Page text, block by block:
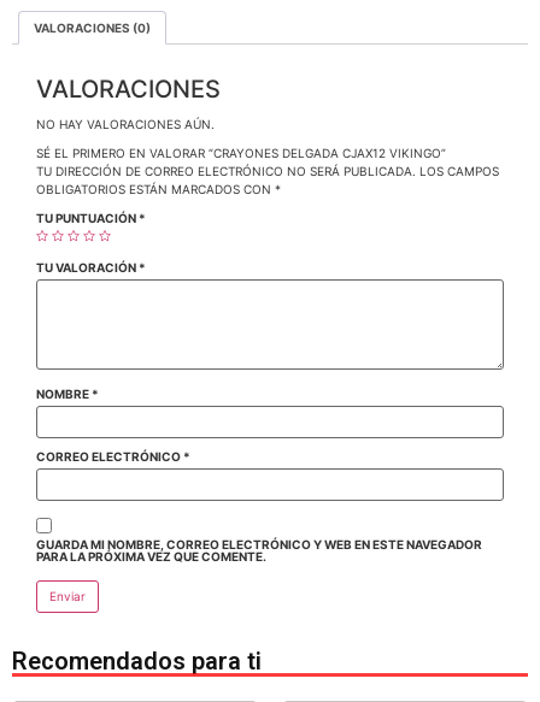
VALORACIONES (0)
VALORACIONES
NO HAY VALORACIONES AÚN.
SÉ EL PRIMERO EN VALORAR “CRAYONES DELGADA CJAX12 VIKINGO”
TU DIRECCIÓN DE CORREO ELECTRÓNICO NO SERÁ PUBLICADA.
LOS CAMPOS
OBLIGATORIOS ESTÁN MARCADOS CON *
TU PUNTUACIÓN *
TU VALORACIÓN *
NOMBRE *
CORREO ELECTRÓNICO *
GUARDA MI NOMBRE, CORREO ELECTRÓNICO Y WEB EN ESTE NAVEGADOR
PARA LA PRÓXIMA VEZ QUE COMENTE.
Recomendados para ti